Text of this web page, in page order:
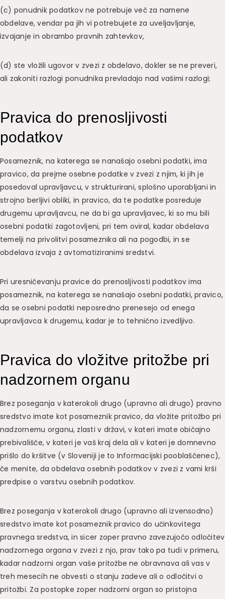
(c) ponudnik podatkov ne potrebuje več za namene
obdelave, vendar pa jih vi potrebujete za uveljavljanje,
izvajanje in obrambo pravnih zahtevkov,
(d) ste vložili ugovor v zvezi z obdelavo, dokler se ne preveri,
ali zakoniti razlogi ponudnika prevladajo nad vašimi razlogi;
Pravica do prenosljivosti
podatkov
Posameznik, na katerega se nanašajo osebni podatki, ima
pravico, da prejme osebne podatke v zvezi z njim, ki jih je
posedoval upravljavcu, v strukturirani, splošno uporabljani in
strojno berljivi obliki, in pravico, da te podatke posreduje
drugemu upravljavcu, ne da bi ga upravljavec, ki so mu bili
osebni podatki zagotovljeni, pri tem oviral, kadar obdelava
temelji na privolitvi posameznika ali na pogodbi, in se
obdelava izvaja z avtomatiziranimi sredstvi.
Pri uresničevanju pravice do prenosljivosti podatkov ima
posameznik, na katerega se nanašajo osebni podatki, pravico,
da se osebni podatki neposredno prenesejo od enega
upravljavca k drugemu, kadar je to tehnično izvedljivo.
Pravica do vložitve pritožbe pri
nadzornem organu
Brez poseganja v katerokoli drugo (upravno ali drugo) pravno
sredstvo imate kot posameznik pravico, da vložite pritožbo pri
nadzornemu organu, zlasti v državi, v kateri imate običajno
prebivališče, v kateri je vaš kraj dela ali v kateri je domnevno
prišlo do kršitve (v Sloveniji je to Informacijski pooblaščenec),
če menite, da obdelava osebnih podatkov v zvezi z vami krši
predpise o varstvu osebnih podatkov.
Brez poseganja v katerokoli drugo (upravno ali izvensodno)
sredstvo imate kot posameznik pravico do učinkovitega
pravnega sredstva, in sicer zoper pravno zavezujočo odločitev
nadzornega organa v zvezi z njo, prav tako pa tudi v primeru,
kadar nadzorni organ vaše pritožbe ne obravnava ali vas v
treh mesecih ne obvesti o stanju zadeve ali o odločitvi o
pritožbi. Za postopke zoper nadzorni organ so pristojna